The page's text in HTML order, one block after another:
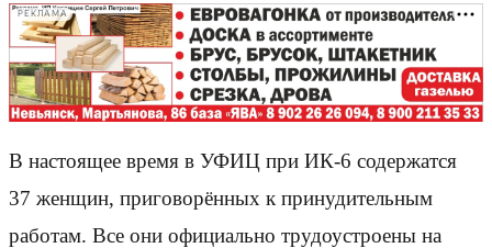
РЕКЛАМА
В настоящее время в УФИЦ при ИК-6 содержатся
37 женщин, приговорённых к принудительным
работам. Все они официально трудоустроены на